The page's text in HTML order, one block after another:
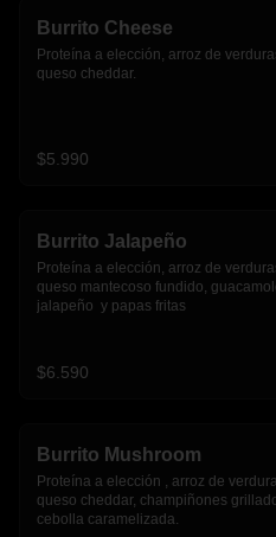
Burrito Cheese
Proteína a elección, arroz de
queso cheddar.
$5.990
Burrito Jalapeño
Proteína a elección, arroz de
queso mantecoso fundido,
jalapeño  y papas fritas
$6.590
Burrito Mushroom
Proteína a elección , arroz de
queso cheddar, champiñones
cebolla caramelizada.